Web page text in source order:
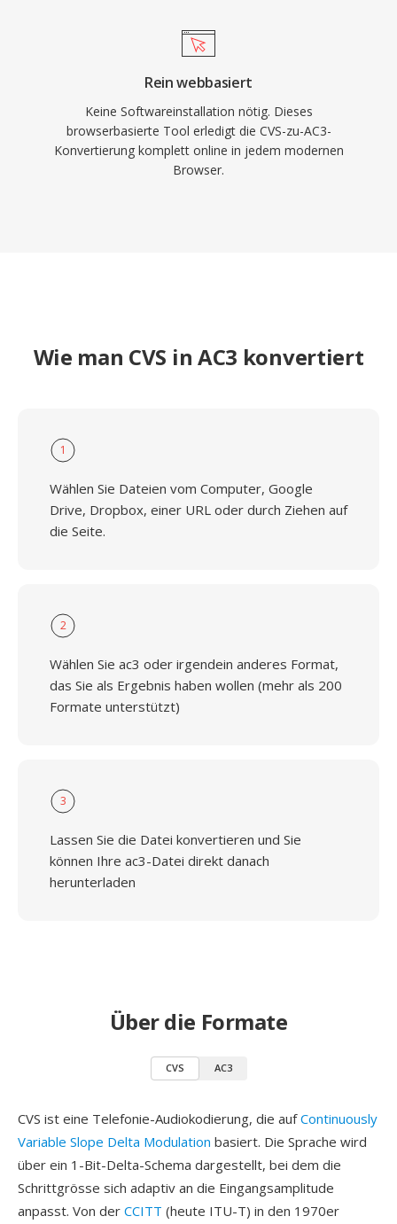
Rein webbasiert
Keine Softwareinstallation nötig. Dieses
browserbasierte Tool erledigt die CVS-zu-AC3-
Konvertierung komplett online in jedem modernen
Browser.
Wie man CVS in AC3 konvertiert
1
Wählen Sie Dateien vom Computer, Google
Drive, Dropbox, einer URL oder durch Ziehen auf
die Seite.
2
Wählen Sie ac3 oder irgendein anderes Format,
das Sie als Ergebnis haben wollen (mehr als 200
Formate unterstützt)
3
Lassen Sie die Datei konvertieren und Sie
können Ihre ac3-Datei direkt danach
herunterladen
Über die Formate
CVS AC3
CVS ist eine Telefonie-Audiokodierung, die aufContinuously
Variable Slope Delta Modulation basiert. Die Sprache wird
über ein 1-Bit-Delta-Schema dargestellt, bei dem die
Schrittgrösse sich adaptiv an die Eingangsamplitude
anpasst. Von der CCITT (heute ITU-T) in den 1970er